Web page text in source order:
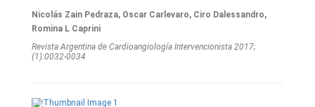
Nicolás Zain Pedraza, Oscar Carlevaro, Ciro Dalessandro,
Romina L Caprini
Revista Argentina de Cardioangiologí­a Intervencionista 2017;
(1):0032-0034